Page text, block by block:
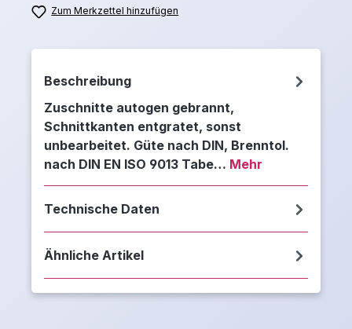
Zum Merkzettel hinzufügen
Beschreibung
Zuschnitte autogen gebrannt,
Schnittkanten entgratet, sonst
unbearbeitet. Güte nach DIN, Brenntol.
nach DIN EN ISO 9013 Tabe… Mehr
Technische Daten
Ähnliche Artikel